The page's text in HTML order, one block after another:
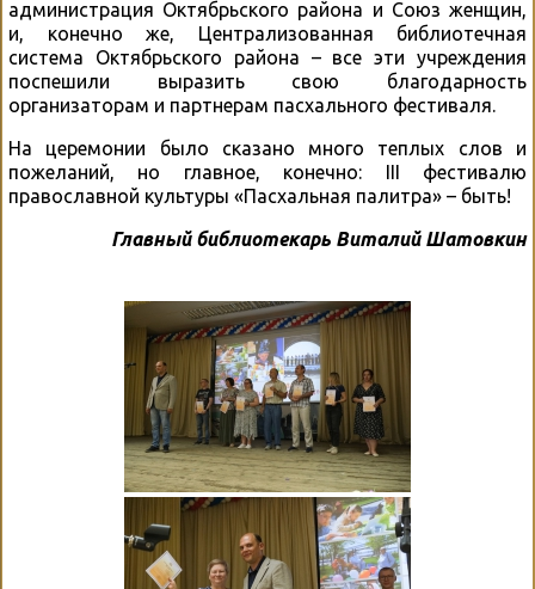
администрация Октябрьского района и Союз женщин,
и, конечно же, Централизованная библиотечная
система Октябрьского района – все эти учреждения
поспешили выразить свою благодарность
организаторам и партнерам пасхального фестиваля.
На церемонии было сказано много теплых слов и
пожеланий, но главное, конечно: III фестивалю
православной культуры «Пасхальная палитра» – быть!
Главный библиотекарь Виталий Шатовкин